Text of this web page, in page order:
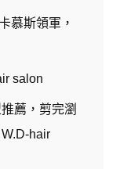
慕斯領軍，
salon
薦，剪完瀏
hair